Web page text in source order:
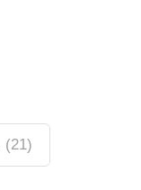
(21)